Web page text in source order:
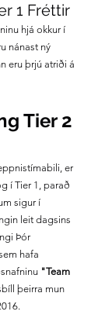
1 Fréttir
hjá okkur í
nánast ný
eru þrjú atriði á
Tier 2
er
í Tier 1, parað
sigur í
leit dagsins
Þór
hafa
"Team
þeirra mun